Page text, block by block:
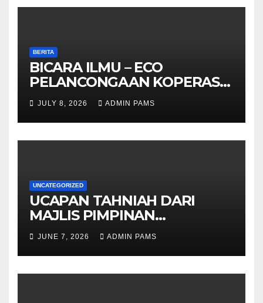
BERITA
BICARA ILMU – ECO
PELANCONGAAN KOPERASI –
DARI ALAM KE EKONOMI
KOMUNITI
JULY 8, 2026 ADMIN PAMS
UNCATEGORIZED
UCAPAN TAHNIAH DARI
MAJLIS PIMPINAN
TERTINGGI PAMS DAN
SELURUH WARGA
JUNE 7, 2026 ADMIN PAMS